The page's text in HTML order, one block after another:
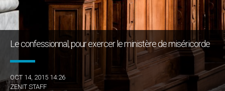
Le confessionnal, pour exercer le ministère de miséricorde
OCT 14, 2015 14:26
ZENIT STAFF